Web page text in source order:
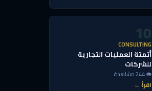
10
CONSULTING
أتمتة العمليات التجارية
للشركات
👁 244 مشاهدة
اقرأ ←